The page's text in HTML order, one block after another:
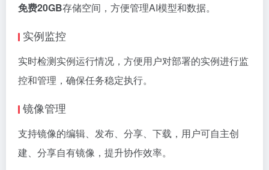
免费20GB存储空间，方便管理AI模型和数据。
实例监控
实时检测实例运行情况，方便用户对部署的实例进行监
控和管理，确保任务稳定执行。
镜像管理
支持镜像的编辑、发布、分享、下载，用户可自主创
建、分享自有镜像，提升协作效率。